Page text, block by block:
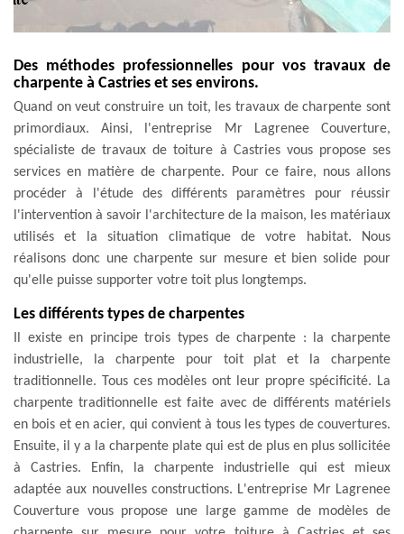
Des méthodes professionnelles pour vos travaux de
charpente à Castries et ses environs.
Quand on veut construire un toit, les travaux de charpente sont
primordiaux. Ainsi, l'entreprise Mr Lagrenee Couverture,
spécialiste de travaux de toiture à Castries vous propose ses
services en matière de charpente. Pour ce faire, nous allons
procéder à l'étude des différents paramètres pour réussir
l'intervention à savoir l'architecture de la maison, les matériaux
utilisés et la situation climatique de votre habitat. Nous
réalisons donc une charpente sur mesure et bien solide pour
qu'elle puisse supporter votre toit plus longtemps.
Les différents types de charpentes
Il existe en principe trois types de charpente : la charpente
industrielle, la charpente pour toit plat et la charpente
traditionnelle. Tous ces modèles ont leur propre spécificité. La
charpente traditionnelle est faite avec de différents matériels
en bois et en acier, qui convient à tous les types de couvertures.
Ensuite, il y a la charpente plate qui est de plus en plus sollicitée
à Castries. Enfin, la charpente industrielle qui est mieux
adaptée aux nouvelles constructions. L'entreprise Mr Lagrenee
Couverture vous propose une large gamme de modèles de